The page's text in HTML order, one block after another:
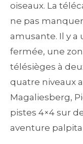
oiseaux. La
ne pas
amusante. Il y
fermée, une
télésièges à
quatre niveaux
Magaliesberg,
pistes 4×4 sur
aventure